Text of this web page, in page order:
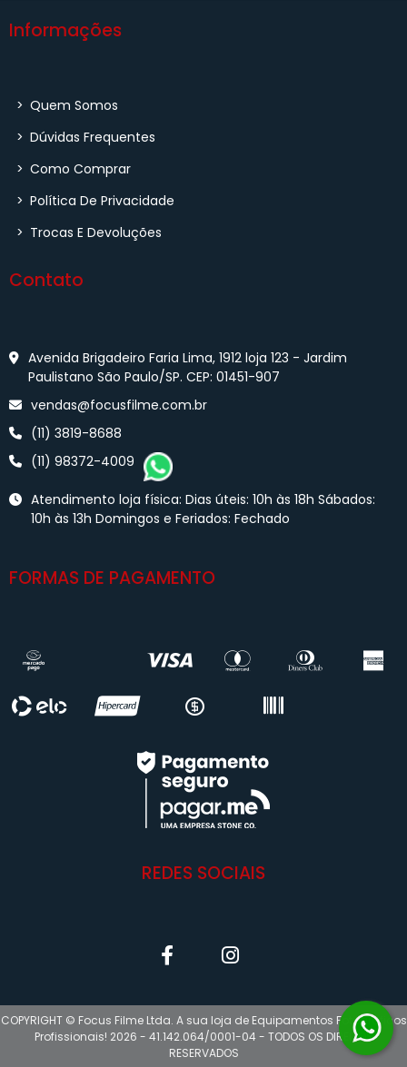
Informações
> Quem Somos
> Dúvidas Frequentes
> Como Comprar
> Política De Privacidade
> Trocas E Devoluções
Contato
Avenida Brigadeiro Faria Lima, 1912 loja 123 - Jardim
Paulistano São Paulo/SP. CEP: 01451-907
vendas@focusfilme.com.br
(11) 3819-8688
(11) 98372-4009
Atendimento loja física: Dias úteis: 10h às 18h Sábados:
10h às 13h Domingos e Feriados: Fechado
FORMAS DE PAGAMENTO
REDES SOCIAIS
COPYRIGHT © Focus Filme Ltda. A sua loja de Equipamentos Fotográficos
Profissionais! 2026 - 41.142.064/0001-04 - TODOS OS DIREITOS
RESERVADOS